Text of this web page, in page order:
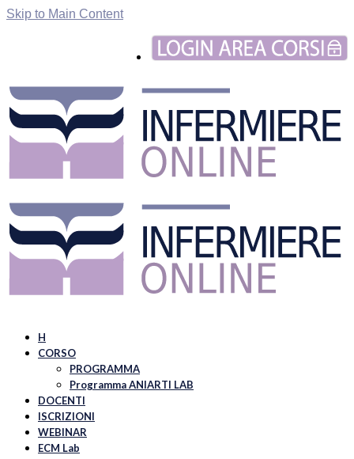
Skip to Main Content
H
CORSO
PROGRAMMA
Programma ANIARTI LAB
DOCENTI
ISCRIZIONI
WEBINAR
ECM Lab